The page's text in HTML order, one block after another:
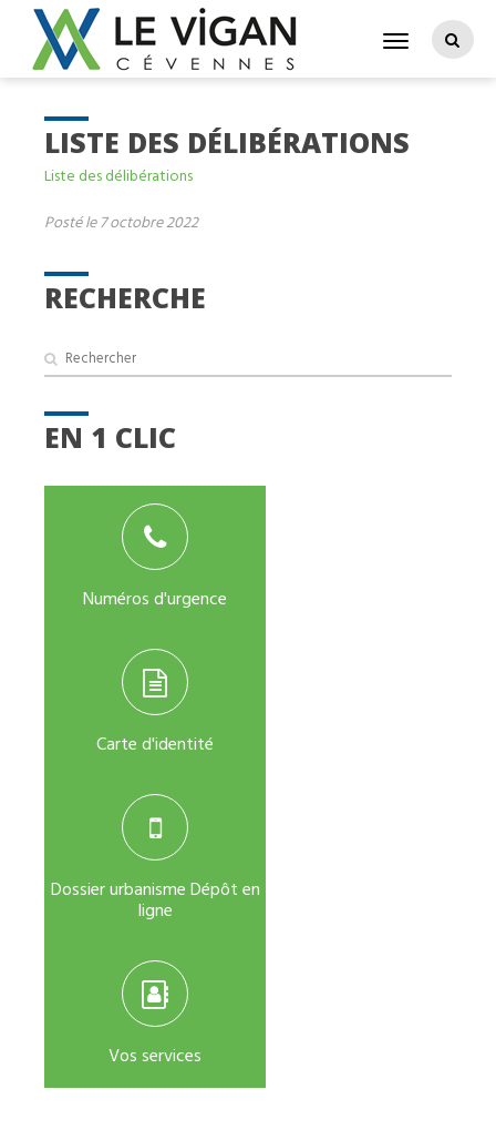
RECHERCHE
EN 1 CLIC
Numéros d'urgence
Carte d'identité
Dossier urbanisme Dépôt en
ligne
Vos services
LISTE DES DÉLIBÉRATIONS
Liste des délibérations
Posté le 7 octobre 2022